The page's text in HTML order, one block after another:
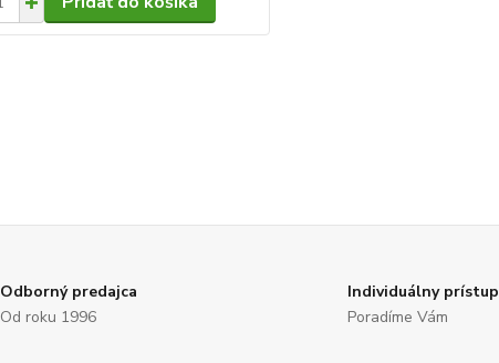
Odborný predajca
Od roku 1996
Individuálny prístup
Poradíme Vám